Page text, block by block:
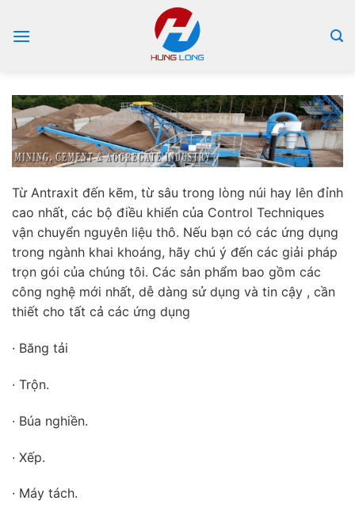
qua
Từ Antraxit đến kẽm, từ sâu trong lòng núi hay lên đỉnh
cao nhất, các bộ điều khiển của Control Techniques
vận chuyển nguyên liệu thô. Nếu bạn có các ứng dụng
trong ngành khai khoáng, hãy chú ý đến các giải pháp
trọn gói của chúng tôi. Các sản phẩm bao gồm các
công nghệ mới nhất, dễ dàng sử dụng và tin cậy , cần
thiết cho tất cả các ứng dụng
· Băng tải
· Trộn.
· Búa nghiền.
· Xếp.
· Máy tách.